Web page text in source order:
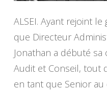
ALSEI. Ayant rejoint
que Directeur
Jonathan a débuté
Audit et Conseil, tout
en tant que Senior